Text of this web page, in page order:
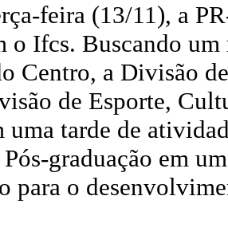
feira (13/11), a
o Ifcs. Buscando
Centro, a Divisão
de Esporte,
uma tarde de
graduação em
para o